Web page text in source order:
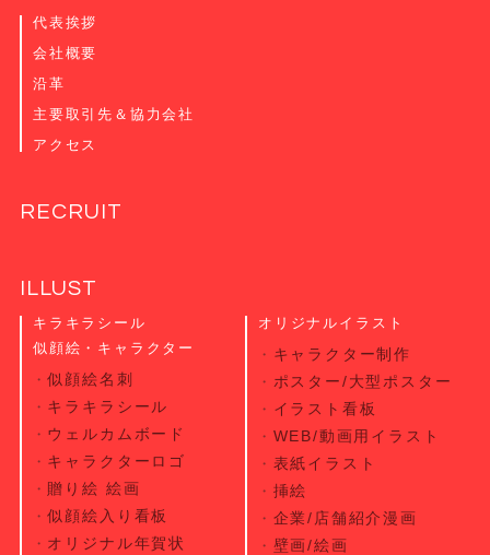
代表挨拶
会社概要
沿革
主要取引先＆協力会社
アクセス
RECRUIT
ILLUST
キラキラシール
似顔絵・キャラクター
似顔絵名刺
キラキラシール
ウェルカムボード
キャラクターロゴ
贈り絵 絵画
似顔絵入り看板
オリジナル年賀状
オリジナルイラスト
キャラクター制作
ポスター/大型ポスター
イラスト看板
WEB/動画用イラスト
表紙イラスト
挿絵
企業/店舗紹介漫画
壁画/絵画